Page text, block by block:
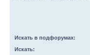
Искать в подфорумах:
Искать: